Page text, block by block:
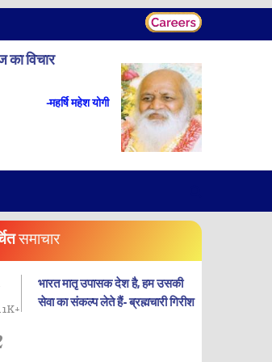
विचार
-महर्षि महेश योगी
समाचार
भारत मातृ उपासक देश है, हम उसकी
सेवा का संकल्प लेते हैं- ब्रह्मचारी गिरीश